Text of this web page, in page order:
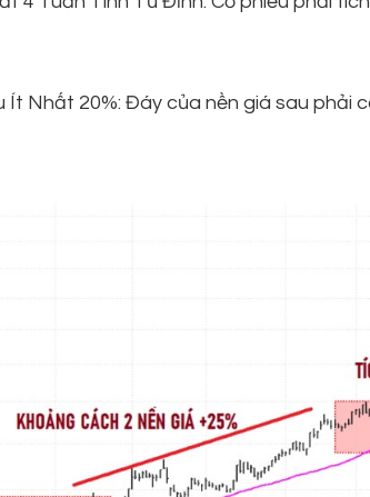
Ít Nhất 20%: Đáy của nền giá sau phải